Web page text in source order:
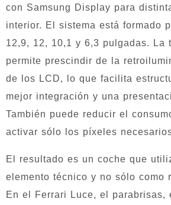
con Samsung Display para
interior. El sistema está formado
12,9, 12, 10,1 y 6,3 pulgadas. La
permite prescindir de la
de los LCD, lo que facilita
mejor integración y una
También puede reducir el
activar sólo los píxeles
El resultado es un coche que
elemento técnico y no sólo como
En el Ferrari Luce, el parabrisas,